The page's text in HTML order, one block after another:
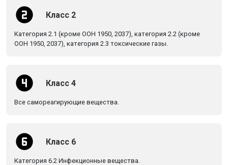
Класс 2
Категория 2.1 (кроме ООН 1950, 2037), категория 2.2 (кроме
ООН 1950, 2037), категория 2.3 токсические газы.
Класс 4
Все самореагирующие вещества.
Класс 6
Категория 6.2 Инфекционные вещества.